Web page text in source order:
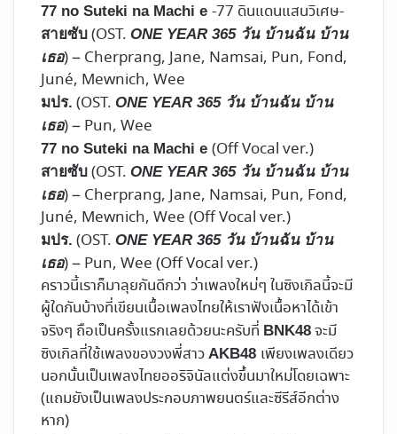
77 no Suteki na Machi e -77 ดินแดนแสนวิเศษ-
สายซับ (OST. ONE YEAR 365 วัน บ้านฉัน บ้าน
เธอ) – Cherprang, Jane, Namsai, Pun, Fond,
Juné, Mewnich, Wee
มปร. (OST. ONE YEAR 365 วัน บ้านฉัน บ้าน
เธอ) – Pun, Wee
77 no Suteki na Machi e (Off Vocal ver.)
สายซับ (OST. ONE YEAR 365 วัน บ้านฉัน บ้าน
เธอ) – Cherprang, Jane, Namsai, Pun, Fond,
Juné, Mewnich, Wee (Off Vocal ver.)
มปร. (OST. ONE YEAR 365 วัน บ้านฉัน บ้าน
เธอ) – Pun, Wee (Off Vocal ver.)
คราวนี้เราก็มาลุยกันดีกว่า ว่าเพลงใหม่ๆ ในซิงเกิลนี้จะมี
ผู้ใดกันบ้างที่เขียนเนื้อเพลงไทยให้เราฟังเนื้อหาได้เข้า
จริงๆ ถือเป็นครั้งแรกเลยด้วยนะครับที่ BNK48 จะมี
ซิงเกิลที่ใช้เพลงของวงพี่สาว AKB48 เพียงเพลงเดียว
นอกนั้นเป็นเพลงไทยออริจินัลแต่งขึ้นมาใหม่โดยเฉพาะ
(แถมยังเป็นเพลงประกอบภาพยนตร์และซีรีส์อีกต่าง
หาก)